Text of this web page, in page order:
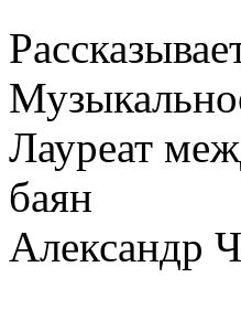
Лауреат
баян
Александр